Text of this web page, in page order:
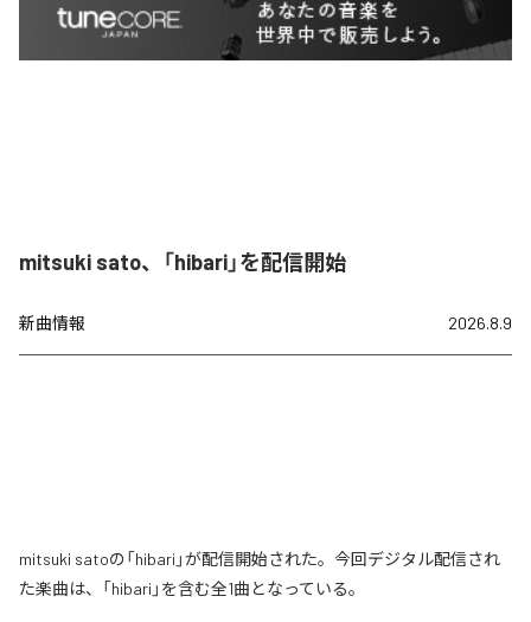
mitsuki sato、「hibari」を配信開始
新曲情報 2026.8.9
mitsuki satoの「hibari」が配信開始された。今回デジタル配信され
た楽曲は、「hibari」を含む全1曲となっている。